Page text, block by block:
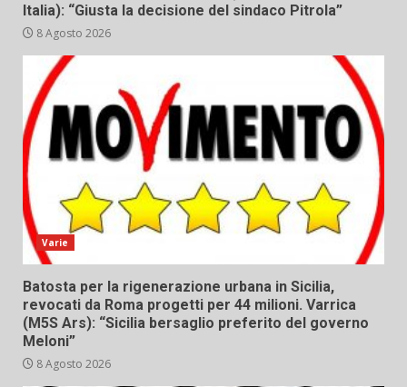
Italia): “Giusta la decisione del sindaco Pitrola”
8 Agosto 2026
Varie
Batosta per la rigenerazione urbana in Sicilia,
revocati da Roma progetti per 44 milioni. Varrica
(M5S Ars): “Sicilia bersaglio preferito del governo
Meloni”
8 Agosto 2026